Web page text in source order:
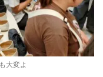
大変よ